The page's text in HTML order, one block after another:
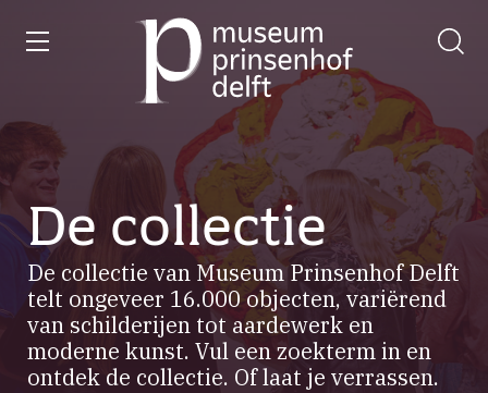
Ga
naar
homepage
De collectie
De collectie van Museum Prinsenhof Delft
telt ongeveer 16.000 objecten, variërend
van schilderijen tot aardewerk en
moderne kunst. Vul een zoekterm in en
ontdek de collectie. Of laat je verrassen.